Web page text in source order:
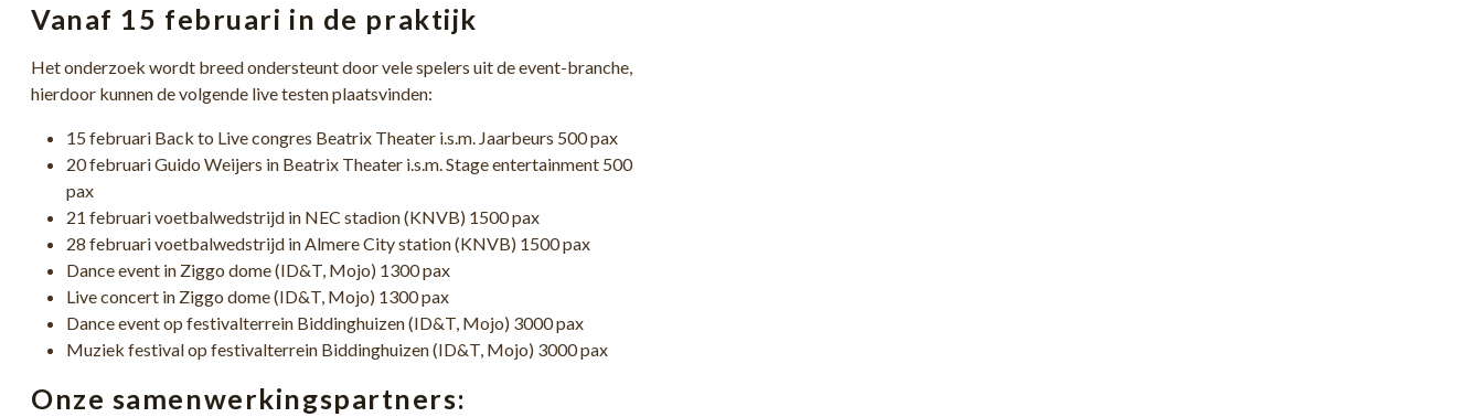
Vanaf 15 februari in de praktijk
Het onderzoek wordt breed ondersteunt door vele spelers uit de event-branche,
hierdoor kunnen de volgende live testen plaatsvinden:
15 februari Back to Live congres Beatrix Theater i.s.m. Jaarbeurs 500 pax
20 februari Guido Weijers in Beatrix Theater i.s.m. Stage entertainment 500
pax
21 februari voetbalwedstrijd in NEC stadion (KNVB) 1500 pax
28 februari voetbalwedstrijd in Almere City station (KNVB) 1500 pax
Dance event in Ziggo dome (ID&T, Mojo) 1300 pax
Live concert in Ziggo dome (ID&T, Mojo) 1300 pax
Dance event op festivalterrein Biddinghuizen (ID&T, Mojo) 3000 pax
Muziek festival op festivalterrein Biddinghuizen (ID&T, Mojo) 3000 pax
Onze samenwerkingspartners: